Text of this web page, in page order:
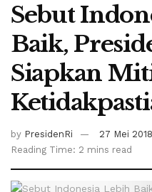
Sebut
Baik,
Siapkan
by PresidenRi
27 Mei 2018
Reading Time: 2 mins read